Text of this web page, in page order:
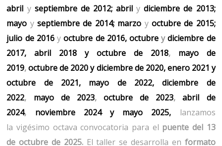
abril y septiembre de 2012; abril ydiciembre de 2013;
mayo yseptiembre de 2014; marzo y octubre de 2015;
julio de 2016 y octubre de 2016, octubrey diciembre de
2017, abril 2018 y octubre de 2018,
mayo de
2019, octubrede 2020ydiciembre de 2020, enero 2021 y
octubre de 2021, mayo de 2022,
diciembre de
2022, mayo de 2023, octubre de 2023, abril de
2024, noviembre 2024y mayo 2025, lanzamos
la vigésimo octava convocatoria para el puente del 13
de octubre de 2025. El taller se desarrolla en formato